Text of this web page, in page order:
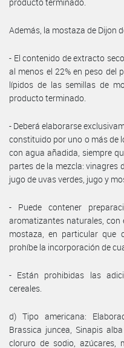
Además, la mostaza de Dijon
- El contenido de extracto
al menos el 22% en peso del
lípidos de las semillas de
producto terminado.
- Deberá elaborarse
constituido por uno o más de
con agua añadida, siempre
partes de la mezcla: vinagres
jugo de uvas verdes, jugo y
- Puede contener
aromatizantes naturales, con
mostaza, en particular que
prohíbe la incorporación de
- Están prohibidas las
cereales.
d) Tipo americana:
Brassica juncea, Sinapis
cloruro de sodio,